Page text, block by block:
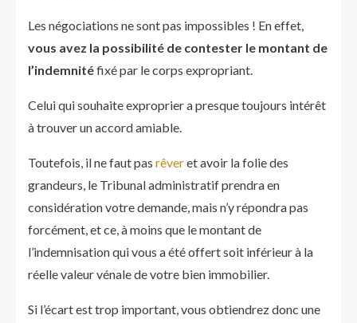
Les négociations ne sont pas impossibles ! En effet,
vous avez la possibilité de contester le montant de
l’indemnitéfixé par le corps expropriant.
Celui qui souhaite exproprier a presque toujours intérêt
à trouver un accord amiable.
Toutefois, il ne faut pas rêveret avoir la folie des
grandeurs, le Tribunal administratif prendra en
considération votre demande, mais n’y répondra pas
forcément, et ce, à moins que le montant de
l’indemnisation qui vous a été offert soit inférieur à la
réelle valeur vénale de votre bien immobilier.
Si l’écart est trop important, vous obtiendrez donc une